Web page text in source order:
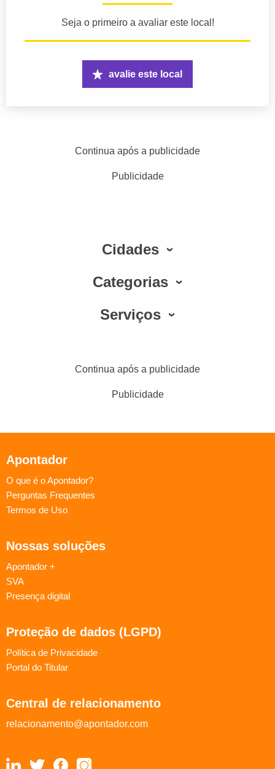
Seja o primeiro a avaliar este local!
avalie este local
Continua após a publicidade
Publicidade
Cidades
Categorias
Serviços
Continua após a publicidade
Publicidade
Apontador
O que é o Apontador?
Perguntas Frequentes
Termos de Uso
Nossas soluções
Apontador +
SVA
Presença digital
Proteção de dados (LGPD)
Política de Privacidade
Portal do Titular
Central de relacionamento
relacionamento@apontador.com